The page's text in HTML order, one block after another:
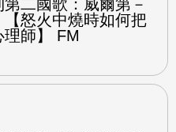
二國歌：威爾第－
怒火中燒時如何把
師】 FM